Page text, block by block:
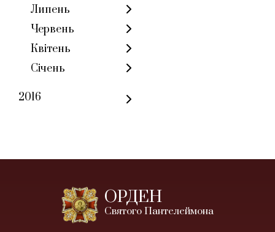
Липень
Червень
Квітень
Січень
2016
ОРДЕН
Святого Пантелеймона